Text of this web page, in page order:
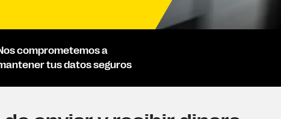
comprometemos a
tus datos seguros